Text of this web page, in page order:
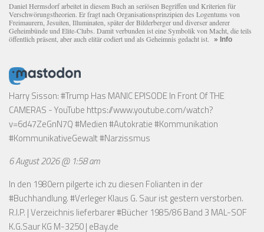
Daniel Hermsdorf arbeitet in diesem Buch an seriösen Begriffen und Kriterien für
Verschwörungstheorien. Er fragt nach Organisationsprinzipien des Logentums von
Freimaurern, Jesuiten, Illuminaten, später der Bilderberger und diverser anderer
Geheimbünde und Elite-Clubs. Damit verbunden ist eine Symbolik von Macht, die teils
öffentlich präsent, aber auch elitär codiert und als Geheimnis gedacht ist. » Info
Harry Sisson: #Trump Has MANIC EPISODE In Front Of THE
CAMERAS - YouTube https://www.youtube.com/watch?
v=6d47ZeGnN7Q#Medien #Autokratie #Kommunikation
#KommunikativeGewalt #Narzissmus
6 August 2026 @ 1:58 am
In den 1980ern pilgerte ich zu diesen Folianten in der
#Buchhandlung. #Verleger Klaus G. Saur ist gestern verstorben.
R.I.P. | Verzeichnis lieferbarer #Bücher 1985/86 Band 3 MAL-SOF
K.G.Saur KG M-3250 | eBay.de